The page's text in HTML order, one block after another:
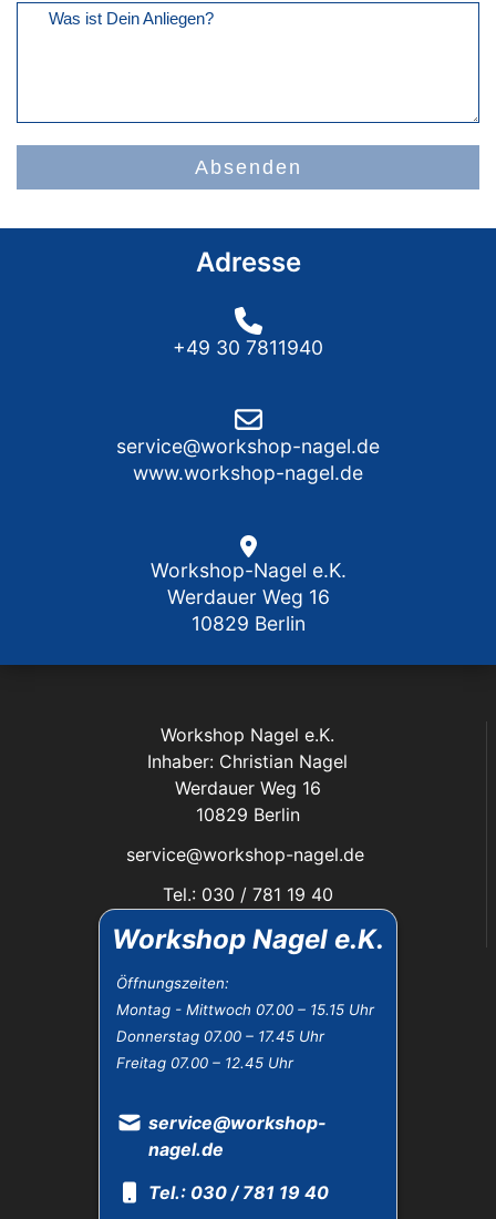
Workshop Nagel e.K.
Öffnungszeiten:
Montag - Mittwoch 07.00 – 15.15 Uhr
Donnerstag 07.00 – 17.45 Uhr
Freitag 07.00 – 12.45 Uhr
service@workshop-
nagel.de
Tel.: 030 / 781 19 40
Was ist Dein Anliegen?
Absenden
Adresse
+49 30 7811940
service@workshop-nagel.de
www.workshop-nagel.de
Workshop-Nagel e.K.
Werdauer Weg 16
10829 Berlin
Workshop Nagel e.K.
Inhaber: Christian Nagel
Werdauer Weg 16
10829 Berlin
service@workshop-nagel.de
Tel.: 030 / 781 19 40
Das Unternehmen:
Öffnungszeiten
Datenschutz
Impressum
AGB